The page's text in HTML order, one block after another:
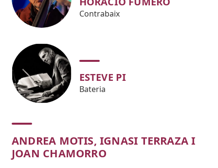
Contrabaix
ESTEVE PI
Bateria
ANDREA MOTIS, IGNASI TERRAZA I
JOAN CHAMORRO